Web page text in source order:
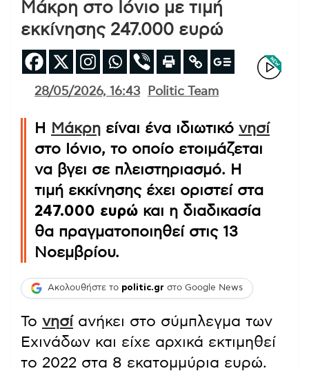
Μάκρη στο Ιόνιο με τιμή
εκκίνησης 247.000 ευρώ
28/05/2026, 16:43 Politic Team
Η Μάκρη είναι ένα ιδιωτικό νησί
στο Ιόνιο, το οποίο ετοιμάζεται
να βγει σε πλειστηριασμό. Η
τιμή εκκίνησης έχει οριστεί στα
247.000 ευρώ και η διαδικασία
θα πραγματοποιηθεί στις 13
Νοεμβρίου.
Ακολουθήστε το politic.gr στο Google News
Το νησίανήκει στο σύμπλεγμα των
Εχινάδων και είχε αρχικά εκτιμηθεί
το 2022 στα 8 εκατομμύρια ευρώ.